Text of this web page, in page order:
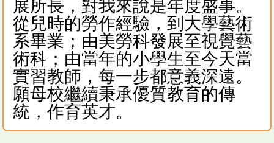
展所長，對我來說是年度盛事。
從兒時的勞作經驗，到大學藝術
系畢業；由美勞科發展至視覺藝
術科；由當年的小學生至今天當
實習教師，每一步都意義深遠。
願母校繼續秉承優質教育的傳
統，作育英才。